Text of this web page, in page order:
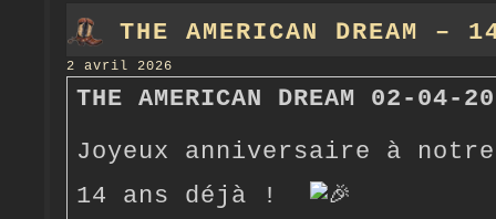
THE AMERICAN DREAM
2 avril 2026
THE AMERICAN DREAM 02-04-
Joyeux anniversaire à
14 ans déjà !